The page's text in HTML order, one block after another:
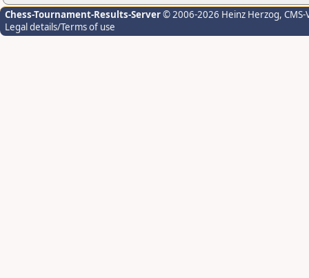
Chess-Tournament-Results-Server© 2006-2026 Heinz Herzog,
Legal details/Terms of use